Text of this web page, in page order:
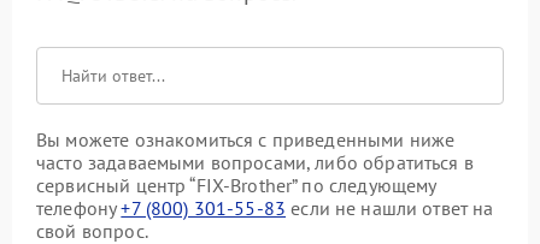
Вы можете ознакомиться с приведенными ниже
часто задаваемыми вопросами, либо обратиться в
сервисный центр “FIX-Brother” по следующему
телефону+7 (800) 301-55-83 если не нашли ответ на
свой вопрос.